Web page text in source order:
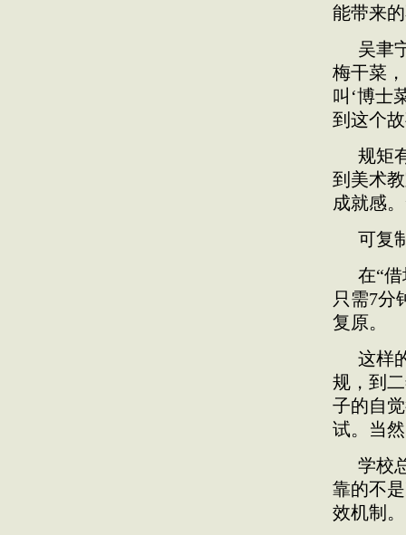
能带来
吴聿
梅干菜
叫‘博士
到这个
规矩
到美术
成就感
可复
在“
只需7分
复原。
这样
规，到
子的自
试。当
学校
靠的不
效机制。